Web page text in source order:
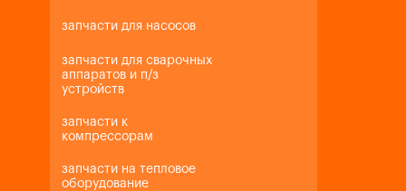
запчасти для насосов
запчасти для сварочных
аппаратов и п/з
устройств
запчасти к
компрессорам
запчасти на тепловое
оборудование